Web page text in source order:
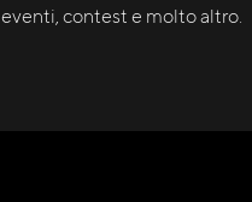
eventi, contest e molto altro.